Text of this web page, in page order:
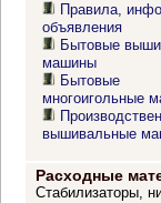
Правила,
объявления
Бытовые
машины
Бытовые
многоигольные
вышивальные
Расходные
Стабилизаторы,